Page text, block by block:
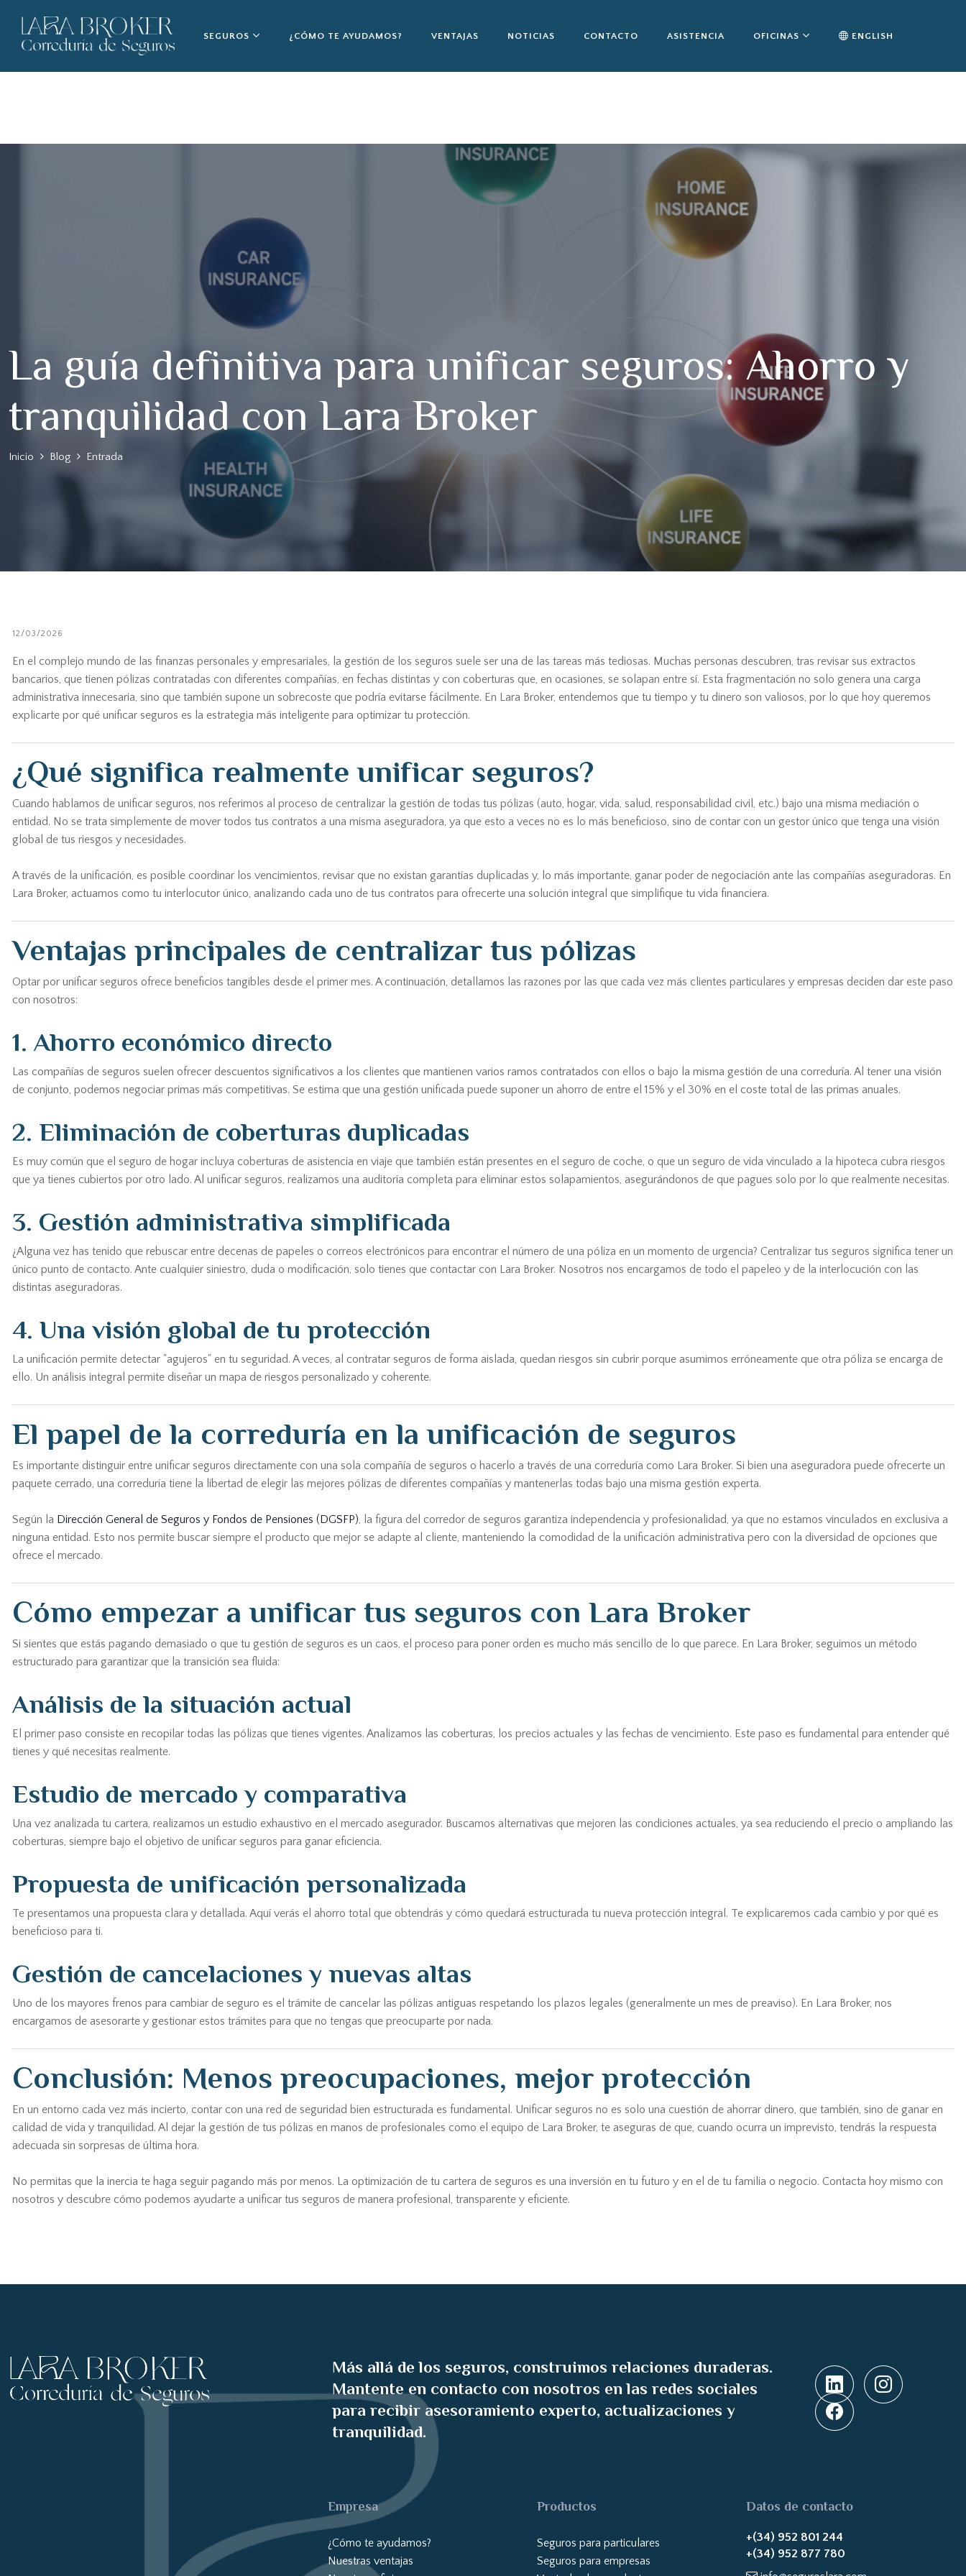
SEGUROS ¿CÓMO TE AYUDAMOS? VENTAJAS NOTICIAS CONTACTO ASISTENCIA OFICINAS ENGLISH
La guía definitiva para unificar seguros: Ahorro y
tranquilidad con Lara Broker
Inicio Blog Entrada
12/03/2026
En el complejo mundo de las finanzas personales y empresariales, la gestión de los seguros suele ser una de las tareas más tediosas. Muchas personas descubren, tras revisar sus extractos
bancarios, que tienen pólizas contratadas con diferentes compañías, en fechas distintas y con coberturas que, en ocasiones, se solapan entre sí. Esta fragmentación no solo genera una carga
administrativa innecesaria, sino que también supone un sobrecoste que podría evitarse fácilmente. En Lara Broker, entendemos que tu tiempo y tu dinero son valiosos, por lo que hoy queremos
explicarte por qué unificar seguros es la estrategia más inteligente para optimizar tu protección.
¿Qué significa realmente unificar seguros?
Cuando hablamos de unificar seguros, nos referimos al proceso de centralizar la gestión de todas tus pólizas (auto, hogar, vida, salud, responsabilidad civil, etc.) bajo una misma mediación o
entidad. No se trata simplemente de mover todos tus contratos a una misma aseguradora, ya que esto a veces no es lo más beneficioso, sino de contar con un gestor único que tenga una visión
global de tus riesgos y necesidades.
A través de la unificación, es posible coordinar los vencimientos, revisar que no existan garantías duplicadas y, lo más importante, ganar poder de negociación ante las compañías aseguradoras. En
Lara Broker, actuamos como tu interlocutor único, analizando cada uno de tus contratos para ofrecerte una solución integral que simplifique tu vida financiera.
Ventajas principales de centralizar tus pólizas
Optar por unificar seguros ofrece beneficios tangibles desde el primer mes. A continuación, detallamos las razones por las que cada vez más clientes particulares y empresas deciden dar este paso
con nosotros:
1. Ahorro económico directo
Las compañías de seguros suelen ofrecer descuentos significativos a los clientes que mantienen varios ramos contratados con ellos o bajo la misma gestión de una correduría. Al tener una visión
de conjunto, podemos negociar primas más competitivas. Se estima que una gestión unificada puede suponer un ahorro de entre el 15% y el 30% en el coste total de las primas anuales.
2. Eliminación de coberturas duplicadas
Es muy común que el seguro de hogar incluya coberturas de asistencia en viaje que también están presentes en el seguro de coche, o que un seguro de vida vinculado a la hipoteca cubra riesgos
que ya tienes cubiertos por otro lado. Al unificar seguros, realizamos una auditoría completa para eliminar estos solapamientos, asegurándonos de que pagues solo por lo que realmente necesitas.
3. Gestión administrativa simplificada
¿Alguna vez has tenido que rebuscar entre decenas de papeles o correos electrónicos para encontrar el número de una póliza en un momento de urgencia? Centralizar tus seguros significa tener un
único punto de contacto. Ante cualquier siniestro, duda o modificación, solo tienes que contactar con Lara Broker. Nosotros nos encargamos de todo el papeleo y de la interlocución con las
distintas aseguradoras.
4. Una visión global de tu protección
La unificación permite detectar "agujeros" en tu seguridad. A veces, al contratar seguros de forma aislada, quedan riesgos sin cubrir porque asumimos erróneamente que otra póliza se encarga de
ello. Un análisis integral permite diseñar un mapa de riesgos personalizado y coherente.
El papel de la correduría en la unificación de seguros
Es importante distinguir entre unificar seguros directamente con una sola compañía de seguros o hacerlo a través de una correduría como Lara Broker. Si bien una aseguradora puede ofrecerte un
paquete cerrado, una correduría tiene la libertad de elegir las mejores pólizas de diferentes compañías y mantenerlas todas bajo una misma gestión experta.
Según la Dirección General de Seguros y Fondos de Pensiones (DGSFP), la figura del corredor de seguros garantiza independencia y profesionalidad, ya que no estamos vinculados en exclusiva a
ninguna entidad. Esto nos permite buscar siempre el producto que mejor se adapte al cliente, manteniendo la comodidad de la unificación administrativa pero con la diversidad de opciones que
ofrece el mercado.
Cómo empezar a unificar tus seguros con Lara Broker
Si sientes que estás pagando demasiado o que tu gestión de seguros es un caos, el proceso para poner orden es mucho más sencillo de lo que parece. En Lara Broker, seguimos un método
estructurado para garantizar que la transición sea fluida:
Análisis de la situación actual
El primer paso consiste en recopilar todas las pólizas que tienes vigentes. Analizamos las coberturas, los precios actuales y las fechas de vencimiento. Este paso es fundamental para entender qué
tienes y qué necesitas realmente.
Estudio de mercado y comparativa
Una vez analizada tu cartera, realizamos un estudio exhaustivo en el mercado asegurador. Buscamos alternativas que mejoren las condiciones actuales, ya sea reduciendo el precio o ampliando las
coberturas, siempre bajo el objetivo de unificar seguros para ganar eficiencia.
Propuesta de unificación personalizada
Te presentamos una propuesta clara y detallada. Aquí verás el ahorro total que obtendrás y cómo quedará estructurada tu nueva protección integral. Te explicaremos cada cambio y por qué es
beneficioso para ti.
Gestión de cancelaciones y nuevas altas
Uno de los mayores frenos para cambiar de seguro es el trámite de cancelar las pólizas antiguas respetando los plazos legales (generalmente un mes de preaviso). En Lara Broker, nos
encargamos de asesorarte y gestionar estos trámites para que no tengas que preocuparte por nada.
Conclusión: Menos preocupaciones, mejor protección
En un entorno cada vez más incierto, contar con una red de seguridad bien estructurada es fundamental. Unificar seguros no es solo una cuestión de ahorrar dinero, que también, sino de ganar en
calidad de vida y tranquilidad. Al dejar la gestión de tus pólizas en manos de profesionales como el equipo de Lara Broker, te aseguras de que, cuando ocurra un imprevisto, tendrás la respuesta
adecuada sin sorpresas de última hora.
No permitas que la inercia te haga seguir pagando más por menos. La optimización de tu cartera de seguros es una inversión en tu futuro y en el de tu familia o negocio. Contacta hoy mismo con
nosotros y descubre cómo podemos ayudarte a unificar tus seguros de manera profesional, transparente y eficiente.
Más allá de los seguros, construimos relaciones duraderas.
Mantente en contacto con nosotros en las redes sociales
para recibir asesoramiento experto, actualizaciones y
tranquilidad.
Empresa
¿Cómo te ayudamos?
Nuestras ventajas
Productos
Seguros para particulares
Seguros para empresas
Datos de contacto
+(34) 952 801 244
+(34) 952 877 780